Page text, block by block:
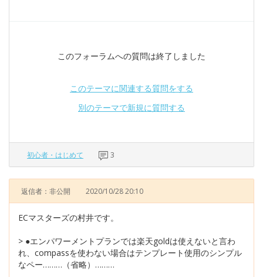
このフォーラムへの質問は終了しました
このテーマに関連する質問をする
別のテーマで新規に質問する
初心者・はじめて 3
返信者：非公開 2020/10/28 20:10
ECマスターズの村井です。
> ●エンパワーメントプランでは楽天goldは使えないと言わ
れ、compassを使わない場合はテンプレート使用のシンプル
なペー………（省略）………